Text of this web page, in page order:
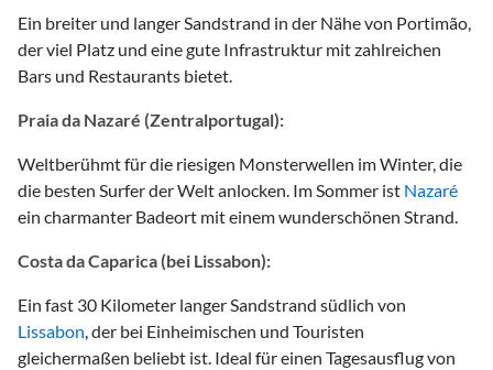
Ein breiter und langer Sandstrand in der Nähe von Portimão,
der viel Platz und eine gute Infrastruktur mit zahlreichen
Bars und Restaurants bietet.
Praia da Nazaré (Zentralportugal):
Weltberühmt für die riesigen Monsterwellen im Winter, die
die besten Surfer der Welt anlocken. Im Sommer ist Nazaré
ein charmanter Badeort mit einem wunderschönen Strand.
Costa da Caparica (bei Lissabon):
Ein fast 30 Kilometer langer Sandstrand südlich von
Lissabon, der bei Einheimischen und Touristen
gleichermaßen beliebt ist. Ideal für einen Tagesausflug von